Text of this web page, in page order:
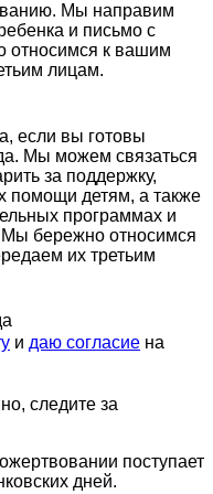
Мы направим
и письмо с
относимся к вашим
лицам.
если вы готовы
Мы можем связаться
за поддержку,
помощи детям, а также
программах и
Мы бережно относимся
их третьим
и даю согласие на
следите за
поступает
дней.